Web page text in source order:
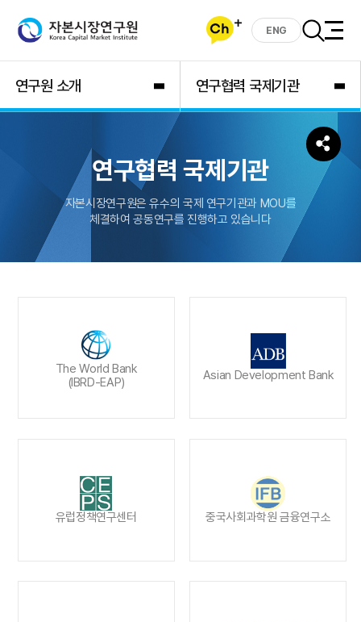
ENG
연구원 소개 연구협력 국제기관
연구협력 국제기관
자본시장연구원은 유수의 국제 연구기관과 MOU를
체결하여 공동연구를 진행하고 있습니다
The World Bank
(IBRD-EAP)
Asian Development Bank
유럽정책연구센터 중국사회과학원 금융연구소